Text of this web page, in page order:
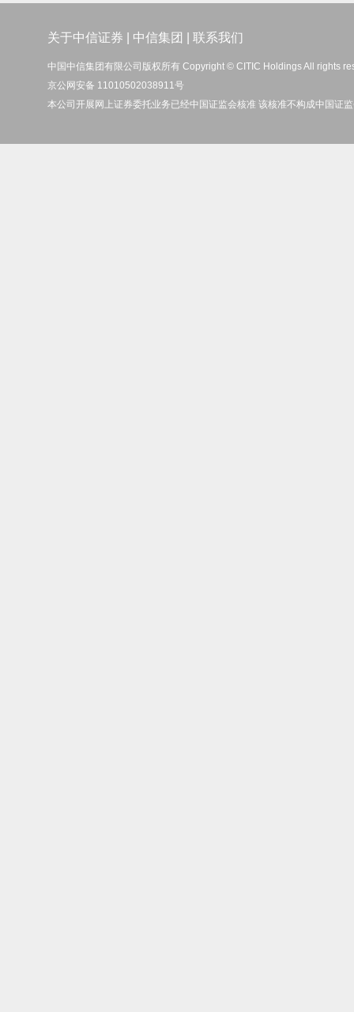
关于中信证券 中信集团 联系我们
中国中信集团有限公司版权所有 Copyright © CITIC Holdings All rights
京公网安备 11010502038911号
本公司开展网上证券委托业务已经中国证监会核准 该核准不构成中国证